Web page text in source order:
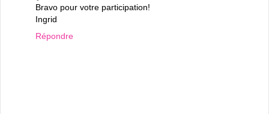
Bravo pour votre participation!
Ingrid
Répondre